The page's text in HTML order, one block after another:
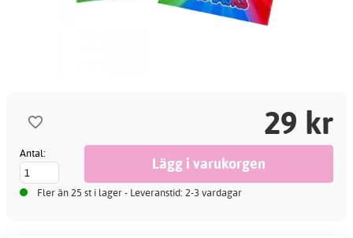
29 kr
Antal:
Fler än 25 st i lager - Leveranstid: 2-3 vardagar